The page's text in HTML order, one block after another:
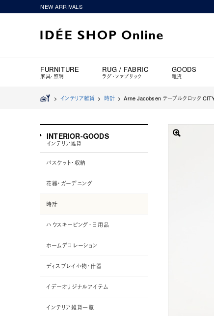
NEW ARRIVALS
FURNITURE
家具・照明
RUG / FABRIC
ラグ・ファブリック
GOODS
雑貨
> インテリア雑貨 > 時計>Arne Jacobsen テーブルクロック
INTERIOR-GOODS
インテリア雑貨
バスケット・収納
花器・ガーデニング
時計
ハウスキーピング・日用品
ホームデコレーション
ディスプレイ小物・什器
イデーオリジナルアイテム
インテリア雑貨一覧